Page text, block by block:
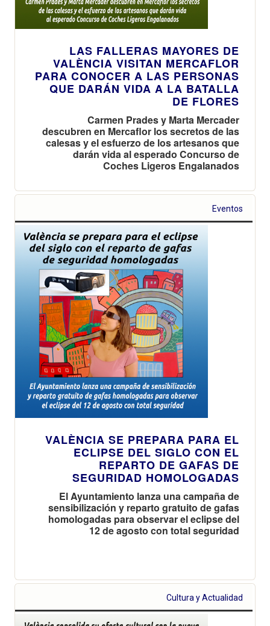
LAS FALLERAS MAYORES DE
VALÈNCIA VISITAN MERCAFLOR
PARA CONOCER A LAS PERSONAS
QUE DARÁN VIDA A LA BATALLA
DE FLORES
Carmen Prades y Marta Mercader
descubren en Mercaflor los secretos de las
calesas y el esfuerzo de los artesanos que
darán vida al esperado Concurso de
Coches Ligeros Engalanados
Eventos
VALÈNCIA SE PREPARA PARA EL
ECLIPSE DEL SIGLO CON EL
REPARTO DE GAFAS DE
SEGURIDAD HOMOLOGADAS
El Ayuntamiento lanza una campaña de
sensibilización y reparto gratuito de gafas
homologadas para observar el eclipse del
12 de agosto con total seguridad
Cultura y Actualidad